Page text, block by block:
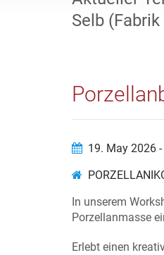
Selb
19. May 2026
In unserem
Porzellanmasse
Erlebt einen